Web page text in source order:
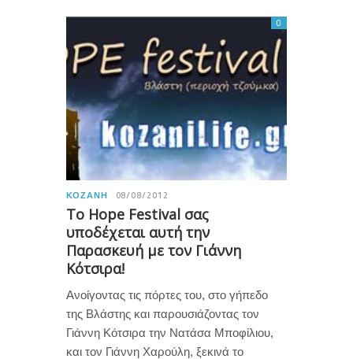
ΚΟΖΆΝΗ 08/08/2012
Το Hope Festival σας
υποδέχεται αυτή την
Παρασκευή με τον Γιάννη
Κότσιρα!
0
Ανοίγοντας τις πόρτες του, στο γήπεδο
της Βλάστης και παρουσιάζοντας τον
Γιάννη Κότσιρα την Νατάσα Μποφίλιου,
και τον Γιάννη Χαρούλη, ξεκινά το